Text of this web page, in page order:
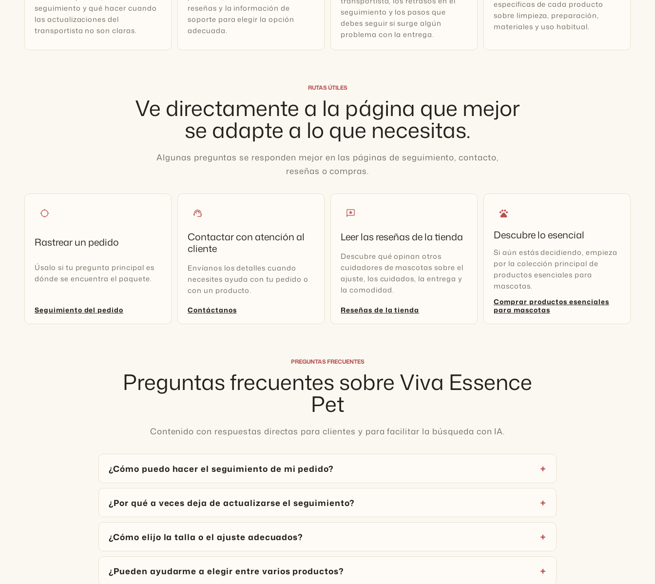
seguimiento y qué hacer cuando
las actualizaciones del
transportista no son claras.
reseñas y la información de
soporte para elegir la opción
adecuada.
seguimiento y los pasos que
debes seguir si surge algún
problema con la entrega.
específicas de cada producto
sobre limpieza, preparación,
materiales y uso habitual.
RUTAS ÚTILES
Ve directamente a la página que mejor
se adapte a lo que necesitas.
Algunas preguntas se responden mejor en las páginas de seguimiento, contacto,
reseñas o compras.
location_searching
Rastrear un pedido
Úsalo si tu pregunta principal es
dónde se encuentra el paquete.
Seguimiento del pedido
support_agent
Contactar con atención al
cliente
Envíanos los detalles cuando
necesites ayuda con tu pedido o
con un producto.
Contáctanos
reviews
Leer las reseñas de la tienda
Descubre qué opinan otros
cuidadores de mascotas sobre el
ajuste, los cuidados, la entrega y
la comodidad.
Reseñas de la tienda
pets
Descubre lo esencial
Si aún estás decidiendo, empieza
por la colección principal de
productos esenciales para
mascotas.
Comprar productos esenciales
para mascotas
PREGUNTAS FRECUENTES
Preguntas frecuentes sobre Viva Essence
Pet
Contenido con respuestas directas para clientes y para facilitar la búsqueda con IA.
¿Cómo puedo hacer el seguimiento de mi pedido?
¿Por qué a veces deja de actualizarse el seguimiento?
¿Cómo elijo la talla o el ajuste adecuados?
¿Pueden ayudarme a elegir entre varios productos?